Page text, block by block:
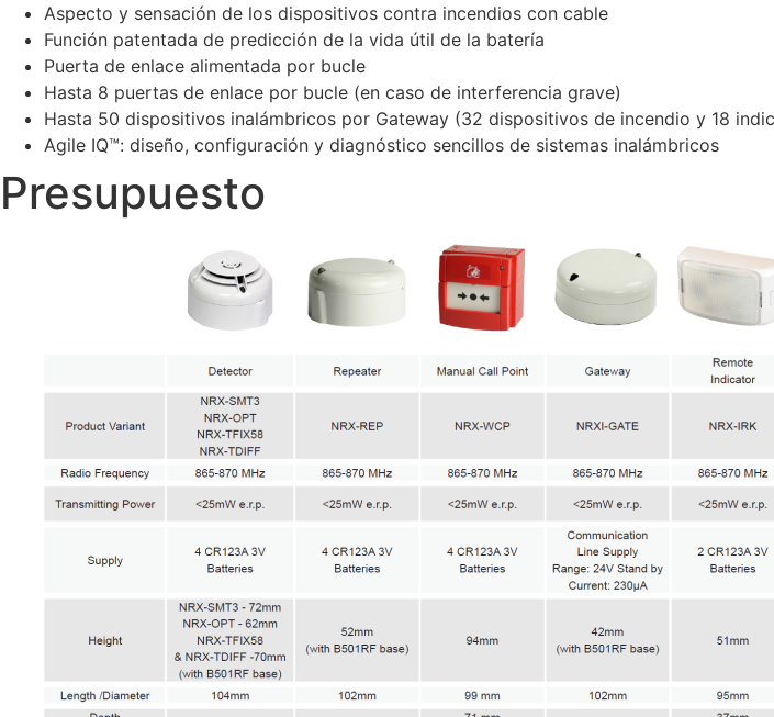
Aspecto y sensación de los dispositivos contra incendios con cable
Función patentada de predicción de la vida útil de la batería
Puerta de enlace alimentada por bucle
Hasta 8 puertas de enlace por bucle (en caso de interferencia grave)
Hasta 50 dispositivos inalámbricos por Gateway (32 dispositivos de incendio y 18
Agile IQ™: diseño, configuración y diagnóstico sencillos de sistemas inalámbricos
Presupuesto